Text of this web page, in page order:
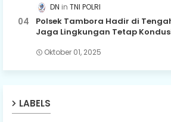
DN TNI POLRI
Polsek Tambora Hadir di
Jaga Lingkungan Tetap
Oktober 01, 2025
LABELS